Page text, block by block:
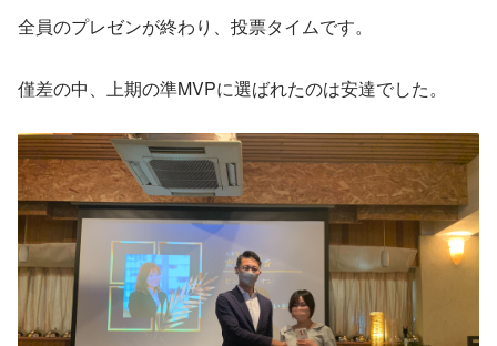
全員のプレゼンが終わり、投票タイムです。
僅差の中、上期の準MVPに選ばれたのは安達でした。